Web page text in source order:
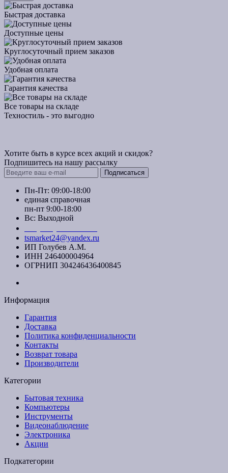
Быстрая доставка
Доступные цены
Круглосуточный прием заказов
Удобная оплата
Гарантия качества
Все товары на складе
Техностиль - это выгодно
Хотите быть в курсе всех акций и скидок?
Подпишитесь на нашу рассылку
Подписаться
Пн-Пт: 09:00-18:00
единая справочная
пн-пт 9:00-18:00
Вс: Выходной
tsmarket24@yandex.ru
ИП Голубев А.М.
ИНН 246400004964
ОГРНИП 304246436400845
Информация
Гарантия
Доставка
Политика конфиденциальности
Контакты
Возврат товара
Производители
Категории
Бытовая техника
Компьютеры
Инструменты
Видеонаблюдение
Электроника
Акции
Подкатегории